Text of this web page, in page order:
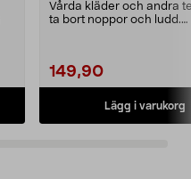
Vårda kläder och andra
ta bort noppor och ludd.
149,90
Lägg i varukorg